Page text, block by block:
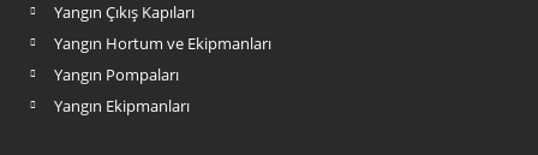
Yangın Çıkış Kapıları
Yangın Hortum ve Ekipmanları
Yangın Pompaları
Yangın Ekipmanları